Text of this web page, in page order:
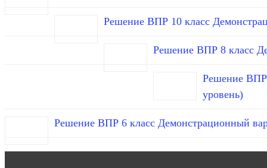
Решение ВПР 10 класс
Решение ВПР 8 класс
Решение ВПР
уровень)
Решение ВПР 6 класс Демонстрационный